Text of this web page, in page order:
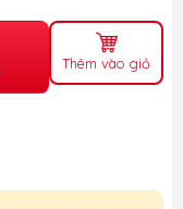
Thêm vào giỏ